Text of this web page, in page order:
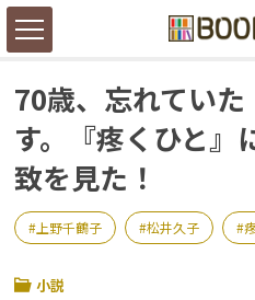
70歳、忘れてい
す。『疼くひと』
致を見た！
上野千鶴子 松井久子
小説